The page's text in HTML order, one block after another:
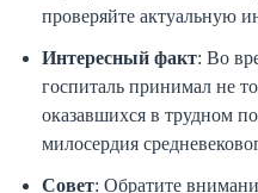
проверяйте актуальную
Интересный факт: Во
госпиталь принимал не
оказавшихся в трудном
милосердия
Совет: Обратите